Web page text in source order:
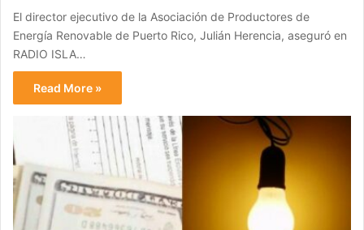
El director ejecutivo de la Asociación de Productores de
Energía Renovable de Puerto Rico, Julián Herencia, aseguró en
RADIO ISLA…
Read More »